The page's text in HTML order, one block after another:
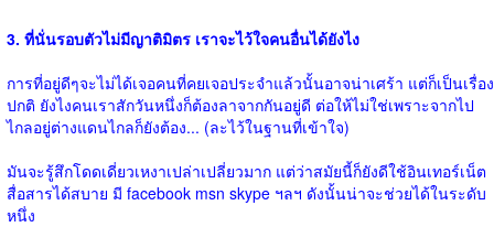
3. ที่นั่นรอบตัวไม่มีญาติมิตร เราจะไว้ใจคนอื่นได้ยังไง
การที่อยู่ดีๆจะไม่ได้เจอคนที่คยเจอประจำแล้วนั้นอาจน่าเศร้า แต่ก็เป็นเรื่อง
ปกติ ยังไงคนเราสักวันหนึ่งก็ต้องลาจากกันอยู่ดี ต่อให้ไม่ใช่เพราะจากไป
ไกลอยู่ต่างแดนไกลก็ยังต้อง... (ละไว้ในฐานที่เข้าใจ)
มันจะรู้สึกโดดเดี่ยวเหงาเปล่าเปลี่ยวมาก แต่ว่าสมัยนี้ก็ยังดีใช้อินเทอร์เน็ต
สื่อสารได้สบาย มี facebook msn skype ฯลฯ ดังนั้นน่าจะช่วยได้ในระดับ
หนึ่ง